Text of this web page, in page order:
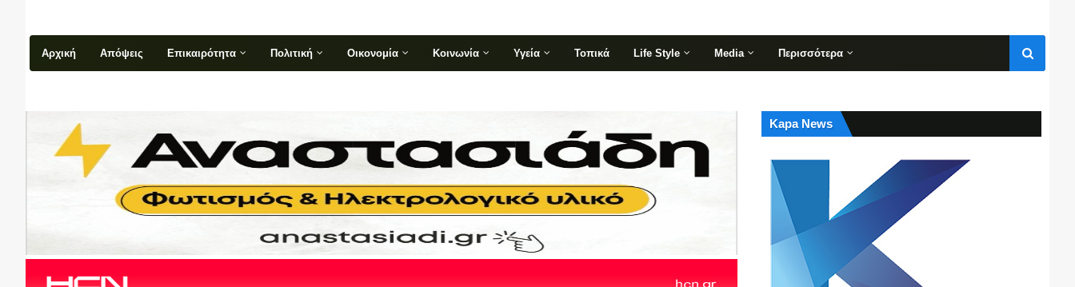
Αρχική Απόψεις Επικαιρότητα Πολιτική Οικονομία Κοινωνία Υγεία Τοπικά Life Style Media Περισσότερα
Kapa News